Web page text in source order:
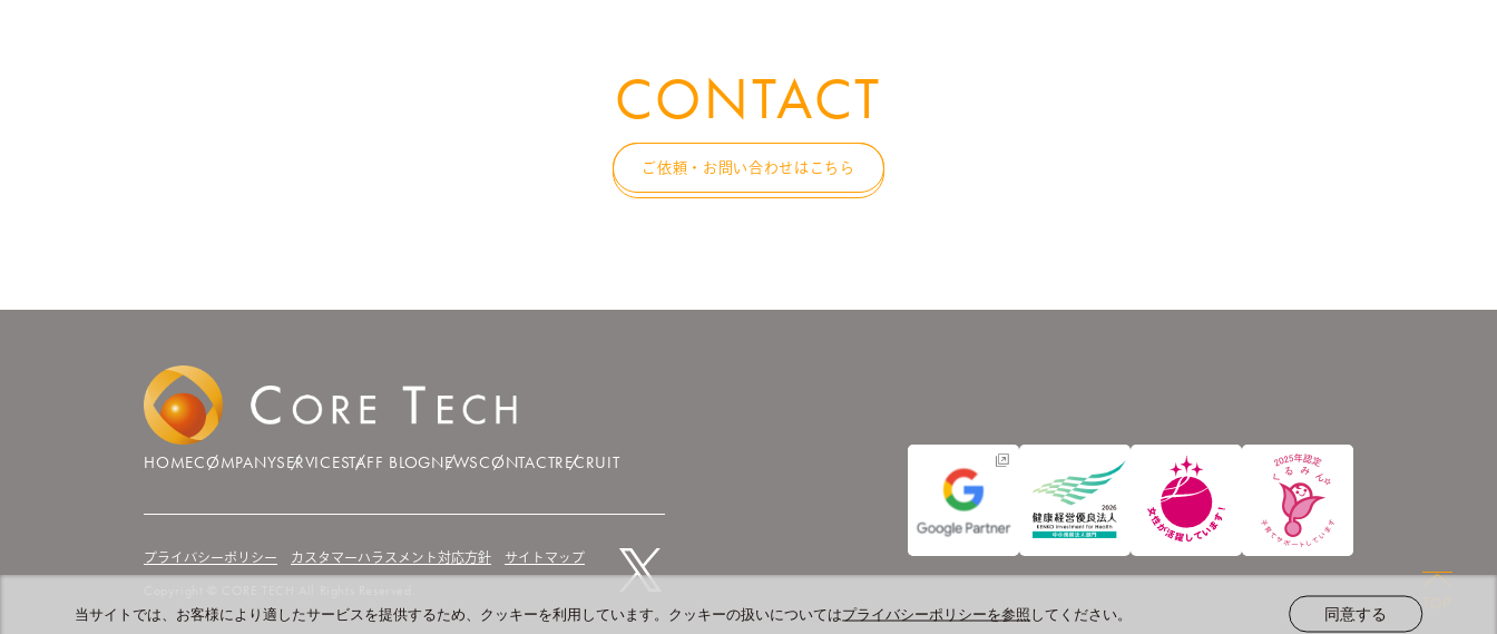
CONTACT
ご依頼・お問い合わせはこちら
HOMECOMPANYSERVICESTAFF BLOGNEWSCONTACTRECRUIT
プライバシーポリシー カスタマーハラスメント対応方針 サイトマップ
当サイトでは、お客様により適したサービスを提供するため、クッキーを利用しています。クッキーの扱いについてはプライバシーポリシーを参照 してください。 同意する